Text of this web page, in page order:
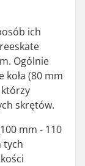
ich
Ogólnie
koła (80 mm
skrętów.
mm - 110
tych